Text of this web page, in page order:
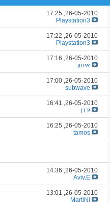
26-05-2010,
17:25
Playstation3
26-05-2010,
17:22
Playstation3
26-05-2010,
17:16
איחון
26-05-2010,
17:00
subwave
26-05-2010,
16:41
ירדן
26-05-2010,
16:25
tamos
26-05-2010,
14:36
Aviv.E
26-05-2010,
13:01
MartiNi